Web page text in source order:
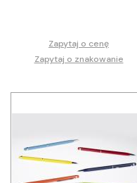
Zapytaj o cenę
Zapytaj o znakowanie